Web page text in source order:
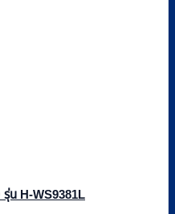
รุ่น H-WS9381L